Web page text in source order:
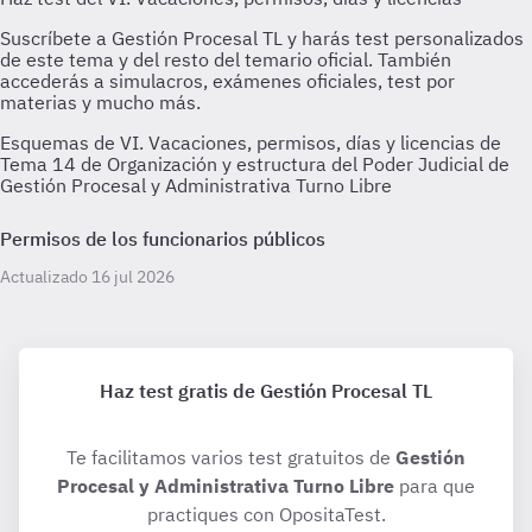
Esquemas de VI. Vacaciones, permisos, días y licencias de
Tema 14 de Organización y estructura del Poder Judicial de
Gestión Procesal y Administrativa Turno Libre
Permisos de los funcionarios públicos
Actualizado 16 jul 2026
Haz test gratis de Gestión Procesal TL
Te facilitamos varios test gratuitos de Gestión
Procesal y Administrativa Turno Libre para que
practiques con OpositaTest.